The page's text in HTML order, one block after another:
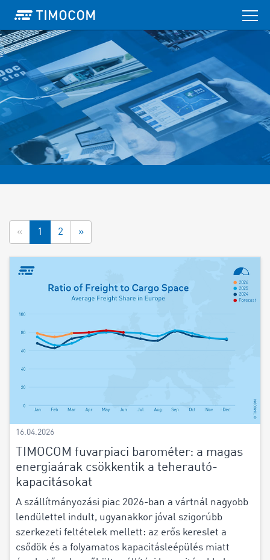
« 1 2 »
16.04.2026
TIMOCOM fuvarpiaci barométer: a magas
energiaárak csökkentik a teherautó-
kapacitásokat
A szállítmányozási piac 2026-ban a vártnál nagyobb
lendülettel indult, ugyanakkor jóval szigorúbb
szerkezeti feltételek mellett: az erős kereslet a
csődök és a folyamatos kapacitásleépülés miatt